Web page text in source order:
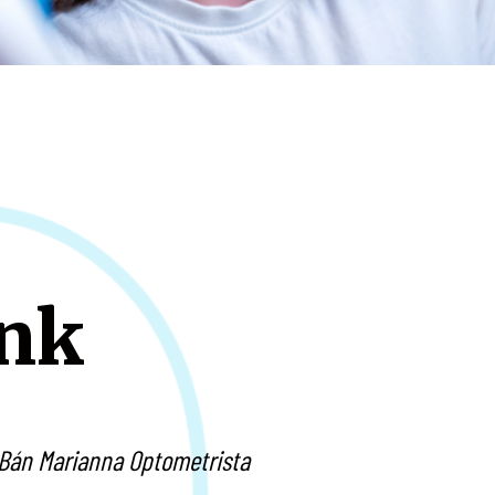
Marianna Optometrista